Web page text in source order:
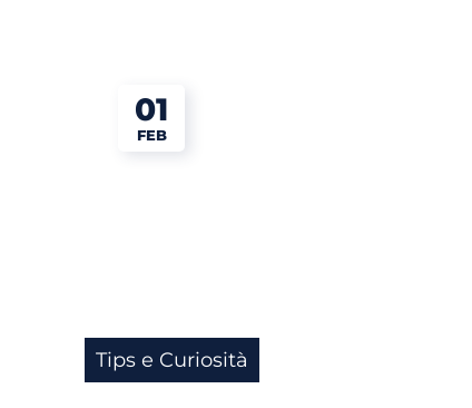
01
FEB
Tips e Curiosità